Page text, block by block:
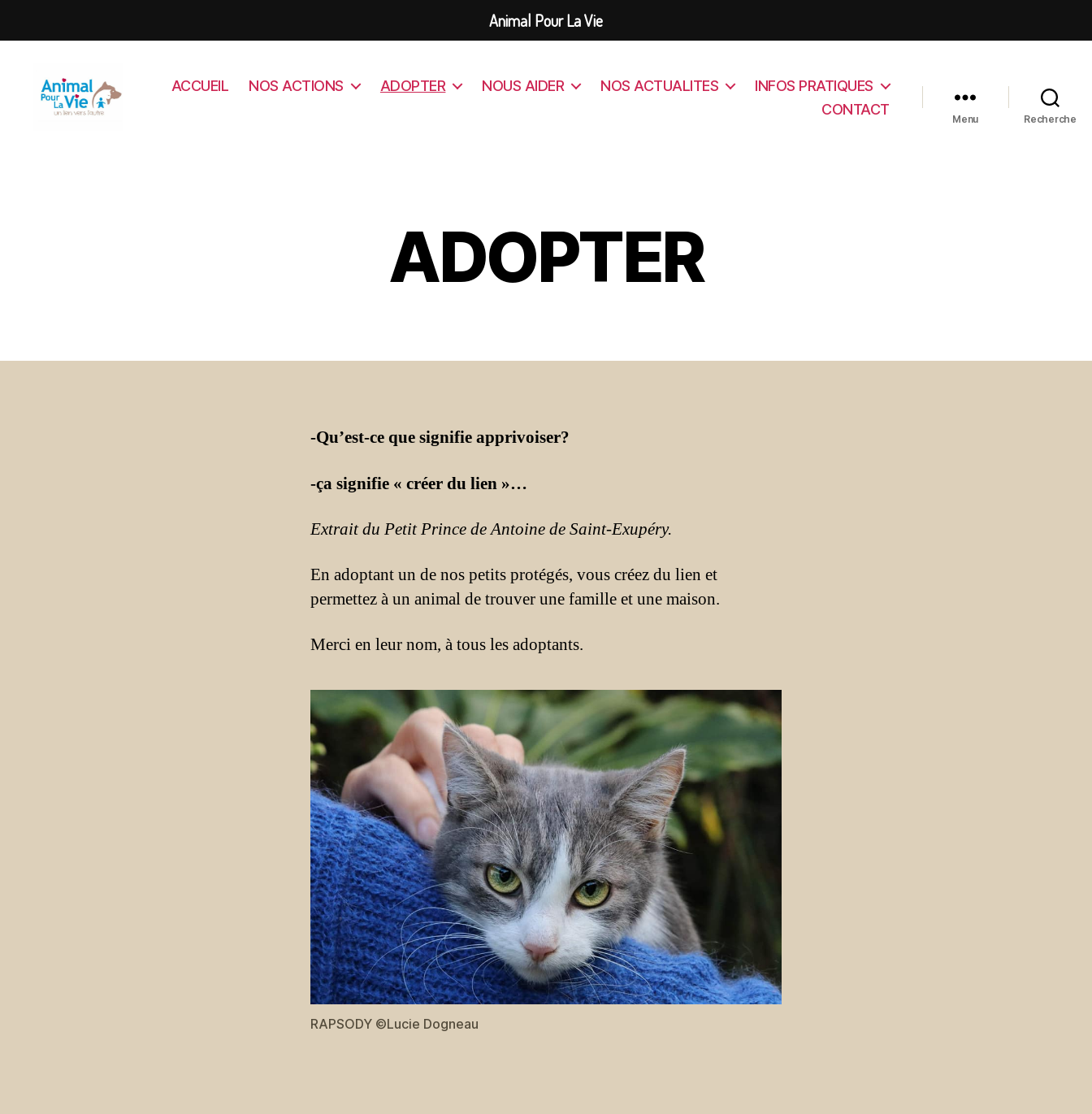
ACCUEIL NOS ACTIONS ADOPTER NOUS AIDER NOS ACTUALITES
INFOS PRATIQUES
CONTACT
Menu Recherche
ADOPTER
-Qu’est-ce que signifie apprivoiser?
-ça signifie « créer du lien »…
Extrait du Petit Prince de Antoine de Saint-Exupéry.
En adoptant un de nos petits protégés, vous créez du lien et
permettez à un animal de trouver une famille et une maison.
Merci en leur nom, à tous les adoptants.
RAPSODY ©Lucie Dogneau
Animal Pour La Vie